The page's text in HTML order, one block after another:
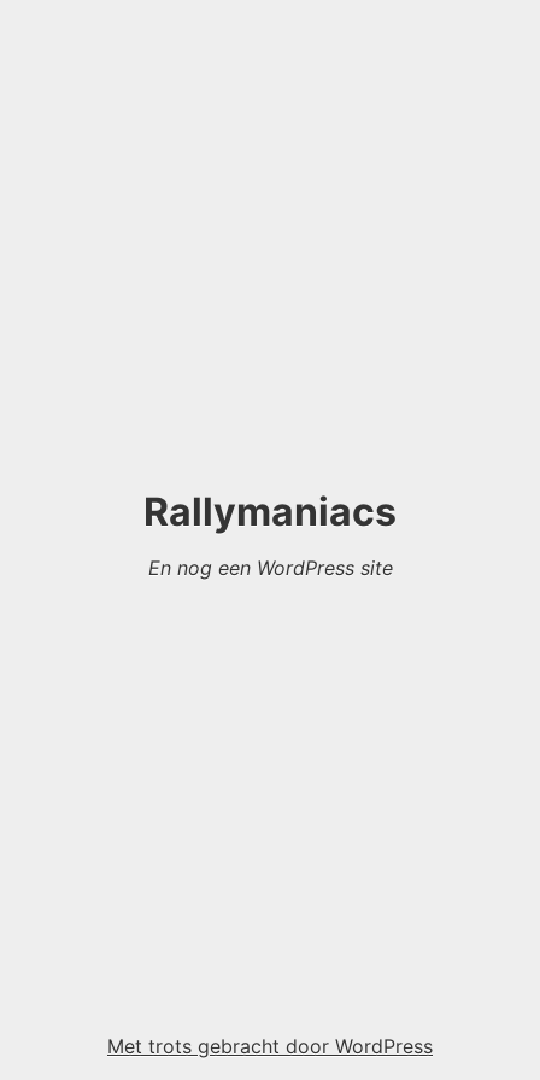
Rallymaniacs
En nog een WordPress site
Met trots gebracht door WordPress